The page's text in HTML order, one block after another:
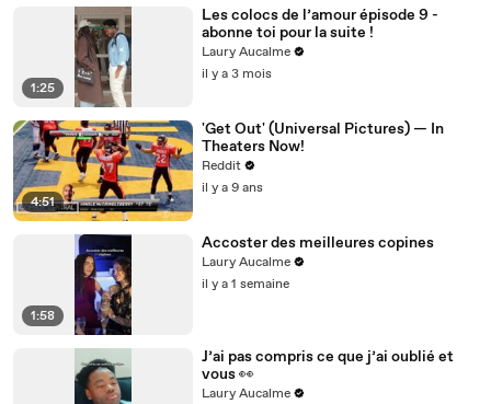
1:25
Les colocs de l’amour épisode 9 -
abonne toi pour la suite !
Laury Aucalme
il y a 3 mois
4:51
'Get Out' (Universal Pictures) — In
Theaters Now!
Reddit
il y a 9 ans
1:58
Accoster des meilleures copines
Laury Aucalme
il y a 1 semaine
J’ai pas compris ce que j’ai oublié et
vous 👀
Laury Aucalme